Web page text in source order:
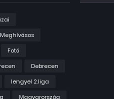
Meghívásos
Fotó
Debrecen
lengyel 2.liga
Magyarország